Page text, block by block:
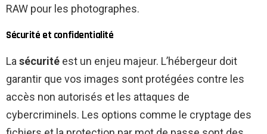
RAW pour les photographes.
Sécurité et confidentialité
La sécurité est un enjeu majeur. L’hébergeur doit
garantir que vos images sont protégées contre les
accès non autorisés et les attaques de
cybercriminels. Les options comme le cryptage des